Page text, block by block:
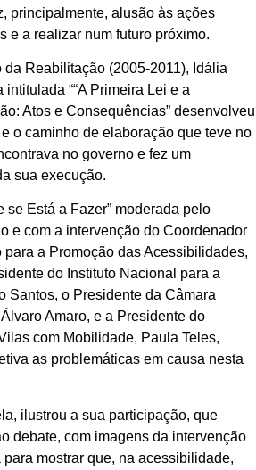
principalmente, alusão às ações
e a realizar num futuro próximo.
da Reabilitação (2005-2011), Idália
““A Primeira Lei e a
Atos e Consequências” desenvolveu
o caminho de elaboração que teve no
no governo e fez um
sua execução.
se Está a Fazer” moderada pelo
e com a intervenção do Coordenador
para a Promoção das Acessibilidades,
do Instituto Nacional para a
Santos, o Presidente da Câmara
Amaro, e a Presidente do
com Mobilidade, Paula Teles,
as problemáticas em causa nesta
ilustrou a sua participação, que
debate, com imagens da intervenção
mostrar que, na acessibilidade,